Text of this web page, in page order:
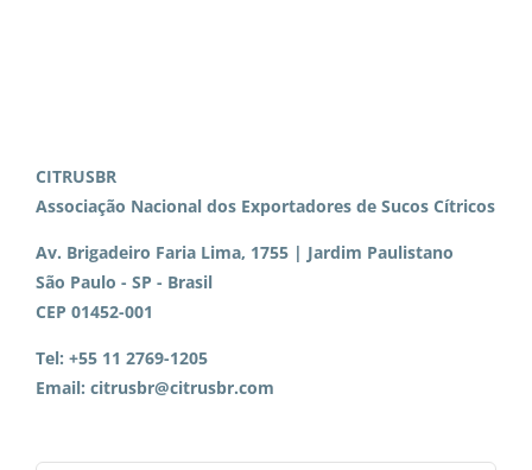
CITRUSBR
Associação Nacional dos Exportadores de Sucos Cítricos
Av. Brigadeiro Faria Lima, 1755 | Jardim Paulistano
São Paulo - SP - Brasil
CEP 01452-001
Tel: +55 11 2769-1205
Email: citrusbr@citrusbr.com